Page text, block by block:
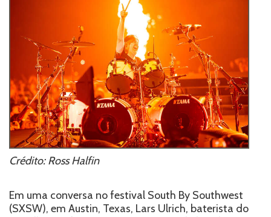
Crédito: Ross Halfin
Em uma conversa no festival South By Southwest
(SXSW), em Austin, Texas, Lars Ulrich, baterista do